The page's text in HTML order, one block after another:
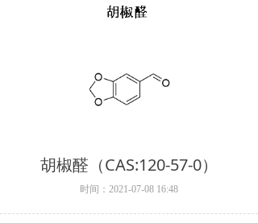
胡椒醛（CAS:120-57-0）
时间： 2021-07-08 16:48